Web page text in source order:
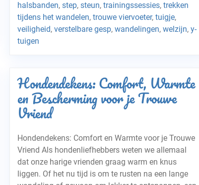
halsbanden, step, steun, trainingssessies, trekken
tijdens het wandelen, trouwe viervoeter, tuigje,
veiligheid, verstelbare gesp, wandelingen, welzijn, y-
tuigen
Hondendekens: Comfort, Warmte
en Bescherming voor je Trouwe
Vriend
Hondendekens: Comfort en Warmte voor je Trouwe
Vriend Als hondenliefhebbers weten we allemaal
dat onze harige vrienden graag warm en knus
liggen. Of het nu tijd is om te rusten na een lange